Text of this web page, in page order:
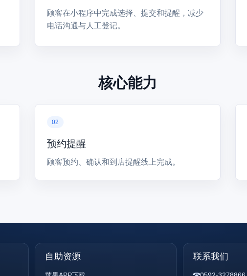
顾客在小程序中完成选择、提交和提醒，减少
电话沟通与人工登记。
核心能力
预约提醒
顾客预约、确认和到店提醒线上完成。
自助资源 联系我们